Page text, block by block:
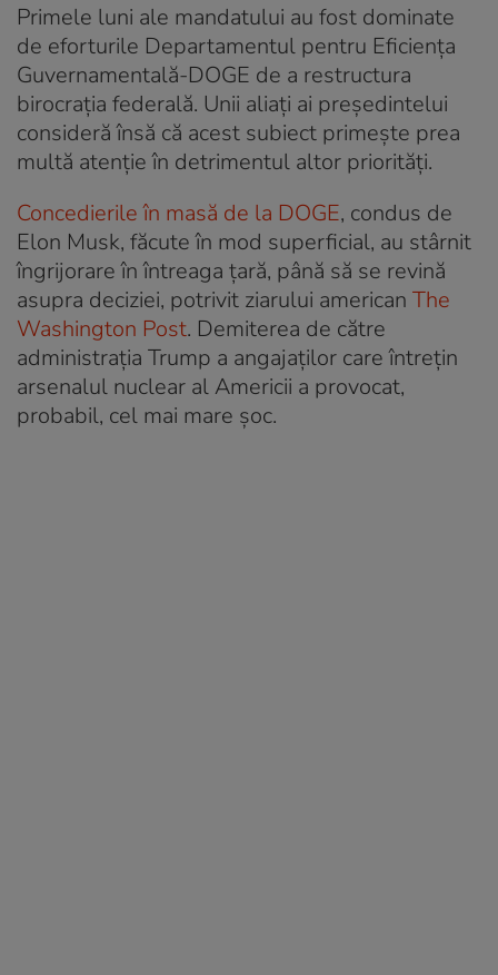
Primele luni ale mandatului au fost dominate
de eforturile Departamentul pentru Eficiența
Guvernamentală-DOGE de a restructura
birocrația federală. Unii aliați ai președintelui
consideră însă că acest subiect primește prea
multă atenție în detrimentul altor priorități.
Concedierile în masă de la DOGE, condus de
Elon Musk, făcute în mod superficial, au stârnit
îngrijorare în întreaga țară, până să se revină
asupra deciziei, potrivit ziarului american The
Washington Post. Demiterea de către
administrația Trump a angajaților care întrețin
arsenalul nuclear al Americii a provocat,
probabil, cel mai mare șoc.